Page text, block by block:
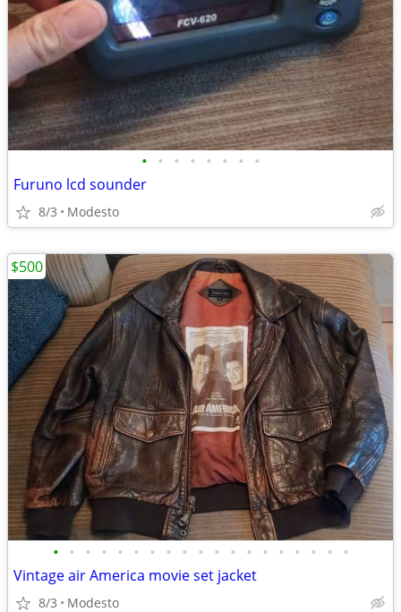
• • • • • • • •
Furuno lcd sounder
8/3 Modesto
• • • • • • • • • • • • • • • • • • •
Vintage air America movie set jacket
8/3 Modesto
$500